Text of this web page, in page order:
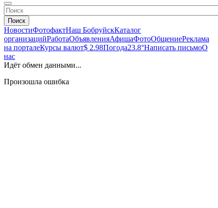
Поиск
НовостиФотофактНаш БобруйскКаталог
организацийРаботаОбъявленияАфишаФотоОбщениеРеклама
на порталеКурсы валют$ 2.98Погода23.8°Написать письмоО
нас
Идёт обмен данными...
Произошла ошибка